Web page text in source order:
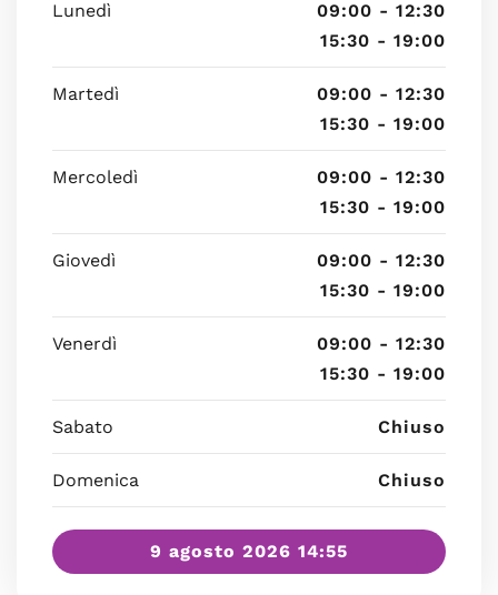
Lunedì
09:00 - 12:30
15:30 - 19:00
Martedì
09:00 - 12:30
15:30 - 19:00
Mercoledì
09:00 - 12:30
15:30 - 19:00
Giovedì
09:00 - 12:30
15:30 - 19:00
Venerdì
09:00 - 12:30
15:30 - 19:00
Sabato Chiuso
Domenica Chiuso
9 agosto 2026 14:55